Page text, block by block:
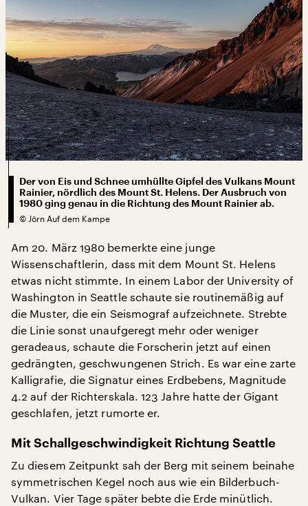
Der von Eis und Schnee umhüllte Gipfel des Vulkans Mount
Rainier, nördlich des Mount St. Helens. Der Ausbruch von
1980 ging genau in die Richtung des Mount Rainier ab.
© Jörn Auf dem Kampe
Am 20. März 1980 bemerkte eine junge
Wissenschaftlerin, dass mit dem Mount St. Helens
etwas nicht stimmte. In einem Labor der University of
Washington in Seattle schaute sie routinemäßig auf
die Muster, die ein Seismograf aufzeichnete. Strebte
die Linie sonst unaufgeregt mehr oder weniger
geradeaus, schaute die Forscherin jetzt auf einen
gedrängten, geschwungenen Strich. Es war eine zarte
Kalligrafie, die Signatur eines Erdbebens, Magnitude
4.2 auf der Richterskala. 123 Jahre hatte der Gigant
geschlafen, jetzt rumorte er.
Mit Schallgeschwindigkeit Richtung Seattle
Zu diesem Zeitpunkt sah der Berg mit seinem beinahe
symmetrischen Kegel noch aus wie ein Bilderbuch-
Vulkan. Vier Tage später bebte die Erde minütlich.